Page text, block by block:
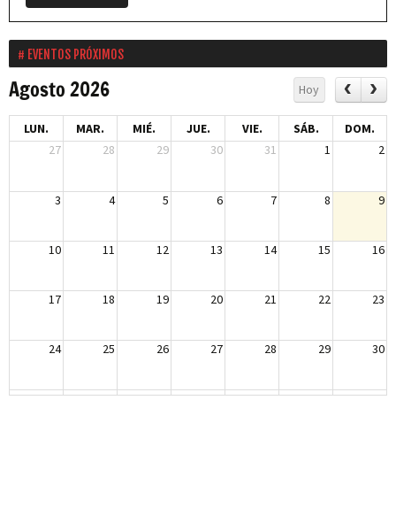
EVENTOS PRÓXIMOS
Agosto 2026 Hoy
LUN. MAR. MIÉ. JUE. VIE. SÁB.
DOM.
27
28 29 30 31 1 2
3 4 5 6 7 8 9
10 11 12 13 14 15 16
17 18 19 20 21 22 23
24 25 26 27 28 29 30
31 1 2 3 4 5 6